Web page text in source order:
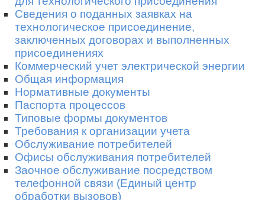
Сведения о поданных заявках на
технологическое присоединение,
заключенных договорах и выполненных
присоединениях
Коммерческий учет электрической энергии
Общая информация
Нормативные документы
Паспорта процессов
Типовые формы документов
Требования к организации учета
Обслуживание потребителей
Офисы обслуживания потребителей
Заочное обслуживание посредством
телефонной связи (Единый центр
обработки вызовов)